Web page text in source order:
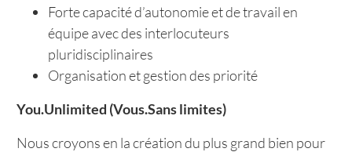
Forte capacité d’autonomie et de travail en
équipe avec des interlocuteurs
pluridisciplinaires
Organisation et gestion des priorité
You.Unlimited (Vous.Sans limites)
Nous croyons en la création du plus grand bien pour